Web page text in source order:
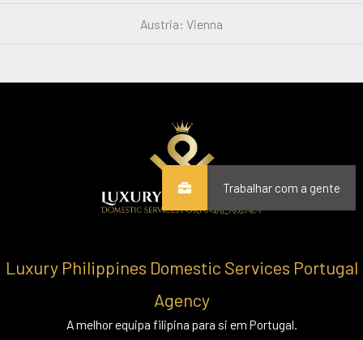
Austria: Vienna
Luxury Philippines Domestic Services Portugal
Agency
A melhor equipa filipina para si em Portugal.
Trabalhar com a gente